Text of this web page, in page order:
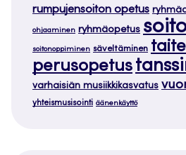
rumpujensoiton opetus
ohjaaminen ryhmäopetus
soitonoppiminen säveltäminen
perusopetus
varhaisiän musiikkikasvatus
yhteismusisointi äänenkäyttö